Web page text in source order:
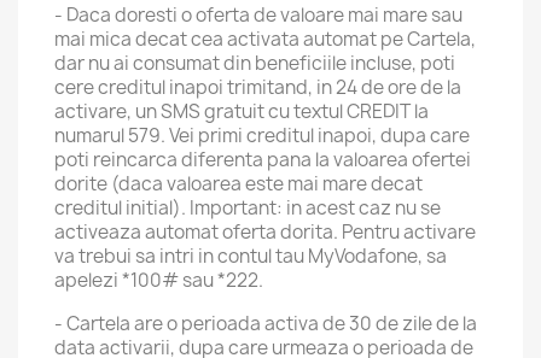
- Daca doresti o oferta de valoare mai mare sau
mai mica decat cea activata automat pe Cartela,
dar nu ai consumat din beneficiile incluse, poti
cere creditul inapoi trimitand, in 24 de ore de la
activare, un SMS gratuit cu textul CREDIT la
numarul 579. Vei primi creditul inapoi, dupa care
poti reincarca diferenta pana la valoarea ofertei
dorite (daca valoarea este mai mare decat
creditul initial). Important: in acest caz nu se
activeaza automat oferta dorita. Pentru activare
va trebui sa intri in contul tau MyVodafone, sa
apelezi *100# sau *222.
- Cartela are o perioada activa de 30 de zile de la
data activarii, dupa care urmeaza o perioada de